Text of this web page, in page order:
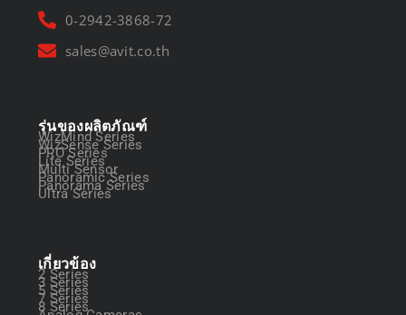
0-2942-3868-72
sales@avit.co.th
รุ่นของผลิตภัณฑ์
WizMind Series
WizSense Series
PRO Series
Lite Series
Multi Sensor
Panoramic Series
Panorama Series
Ultra Series
เกี่ยวข้อง
2 Series
3 Series
5 Series
7 Series
8 Series